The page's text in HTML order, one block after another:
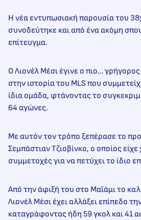
Η νέα εντυπωσιακή παρουσία του
συνοδεύτηκε και από ένα ακόμη
επίτευγμα.
Ο Λιονέλ Μέσι έγινε ο πιο…
στην ιστορία του MLS που
ίδια ομάδα, φτάνοντας το
64 αγώνες.
Με αυτόν τον τρόπο ξεπέρασε το
Σεμπάστιαν Τζιοβίνκο, ο οποίος είχε
συμμετοχές για να πετύχει το ίδιο
Από την άφιξή του στο Μαϊάμι το
Λιονέλ Μέσι έχει αλλάξει επίπεδο
καταγράφοντας ήδη 59 γκολ και 41